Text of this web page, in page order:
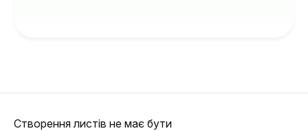
Створення листів не має бути